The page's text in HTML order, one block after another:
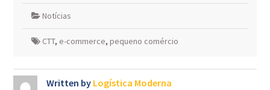
Notícias
CTT, e-commerce, pequeno comércio
Written by Logística Moderna